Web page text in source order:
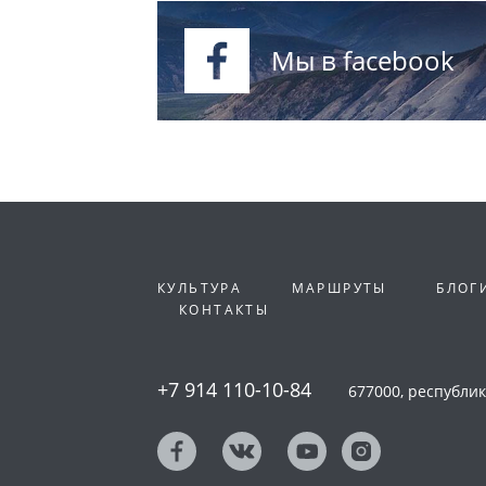
Мы в facebook
КУЛЬТУРА МАРШРУТЫ
КОНТАКТЫ
+7 914 110-10-84 677000,